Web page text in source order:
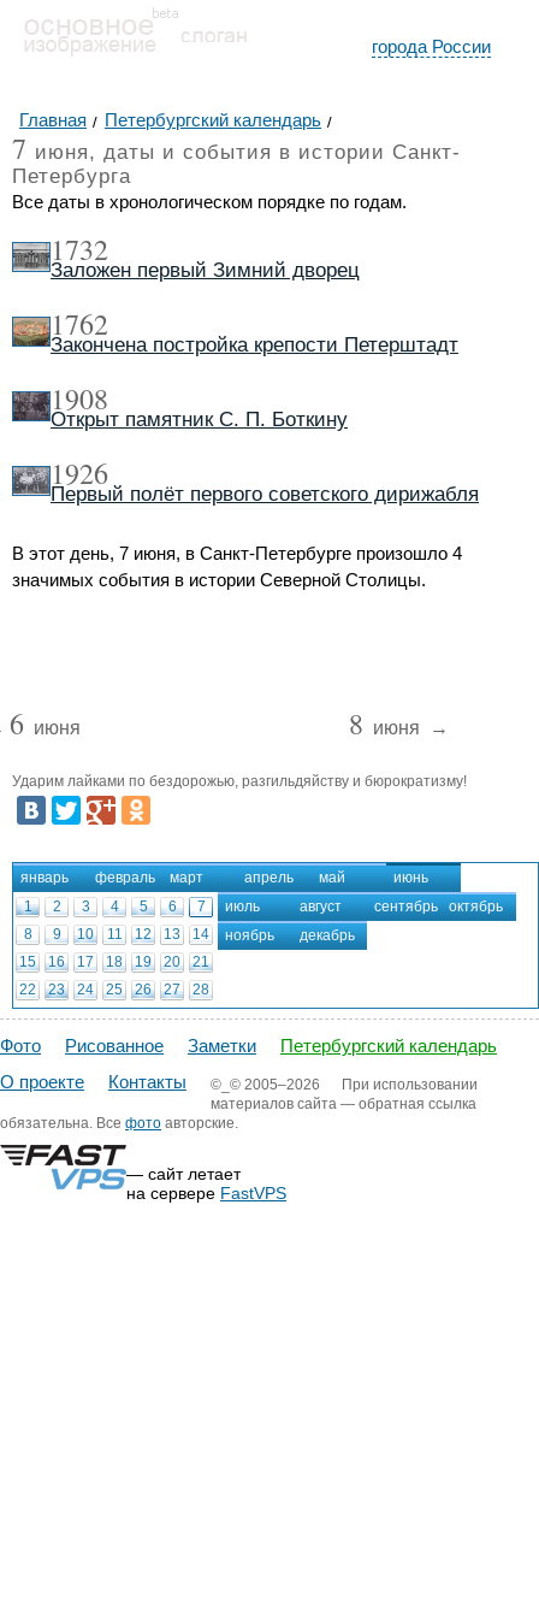
города России
Главная Петербургский календарь
7 июня, даты и события в истории Санкт-
Петербурга
Все даты в хронологическом порядке по годам.
1732
Заложен первый Зимний дворец
1762
Закончена постройка крепости Петерштадт
1908
Открыт памятник С. П. Боткину
1926
Первый полёт первого советского дирижабля
В этот день, 7 июня, в Санкт-Петербурге произошло 4
значимых события в истории Северной Столицы.
6 июня 8 июня →
Ударим лайками по бездорожью, разгильдяйству и бюрократизму!
январь февраль март апрель май
июнь
1
2 3 4 5 6
7
8
9 10 11 12 13
14
15
16 17 18 19 20
21
22
23 24 25 26 27
28
29
30
июль август сентябрь
октябрь
ноябрь
декабрь
Фото Рисованное Заметки
Петербургский календарь
О проекте
Контакты ©_© 2005–2026
При использовании
материалов сайта — обратная ссылка
обязательна. Все фото авторские.
— сайт летает
на сервере FastVPS